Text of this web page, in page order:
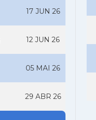
17 JUN 26
12 JUN 26
05 MAI 26
29 ABR 26